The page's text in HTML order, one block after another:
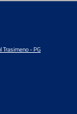
Trasimeno - PG